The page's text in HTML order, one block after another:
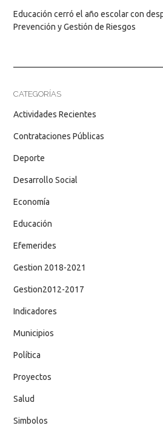
Educación cerró el año escolar con
Prevención y Gestión de Riesgos
CATEGORÍAS
Actividades Recientes
Contrataciones Públicas
Deporte
Desarrollo Social
Economía
Educación
Efemerides
Gestion 2018-2021
Gestion2012-2017
Indicadores
Municipios
Política
Proyectos
Salud
Simbolos